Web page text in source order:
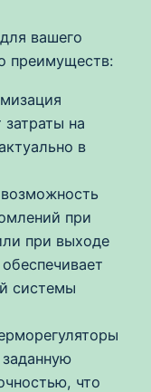
вашего
преимуществ:
на
в
при
при выходе
системы
что